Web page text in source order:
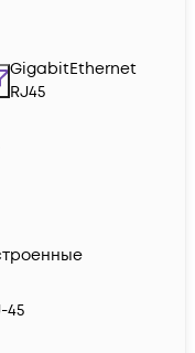
GigabitEthernet
RJ45
45